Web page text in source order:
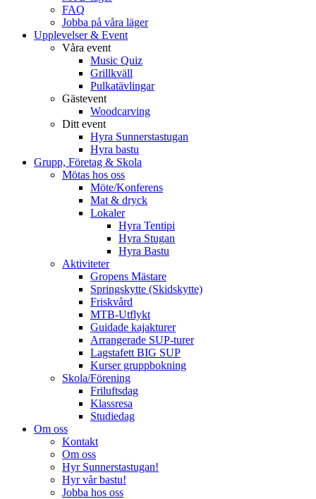
FAQ
Jobba på våra läger
Upplevelser & Event
Våra event
Music Quiz
Grillkväll
Pulkatävlingar
Gästevent
Woodcarving
Ditt event
Hyra Sunnerstastugan
Hyra bastu
Grupp, Företag & Skola
Mötas hos oss
Möte/Konferens
Mat & dryck
Lokaler
Hyra Tentipi
Hyra Stugan
Hyra Bastu
Aktiviteter
Gropens Mästare
Springskytte (Skidskytte)
Friskvård
MTB-Utflykt
Guidade kajakturer
Arrangerade SUP-turer
Lagstafett BIG SUP
Kurser gruppbokning
Skola/Förening
Friluftsdag
Klassresa
Studiedag
Om oss
Kontakt
Om oss
Hyr Sunnerstastugan!
Hyr vår bastu!
Jobba hos oss